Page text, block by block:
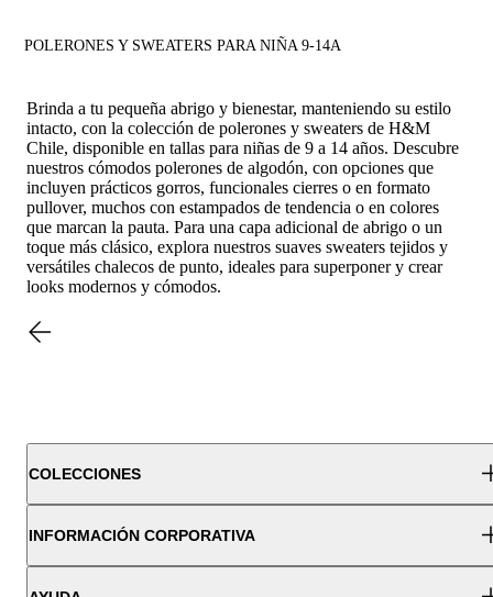
POLERONES Y SWEATERS PARA NIÑA 9-14A
Brinda a tu pequeña abrigo y bienestar, manteniendo su estilo
intacto, con la colección de polerones y sweaters de H&M
Chile, disponible en tallas para niñas de 9 a 14 años. Descubre
nuestros cómodos polerones de algodón, con opciones que
incluyen prácticos gorros, funcionales cierres o en formato
pullover, muchos con estampados de tendencia o en colores
que marcan la pauta. Para una capa adicional de abrigo o un
toque más clásico, explora nuestros suaves sweaters tejidos y
versátiles chalecos de punto, ideales para superponer y crear
looks modernos y cómodos.
COLECCIONES
INFORMACIÓN CORPORATIVA